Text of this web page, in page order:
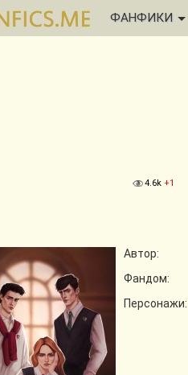
ФАНФИКИ
4.6k +1
Автор:
Фандом:
Персонажи: